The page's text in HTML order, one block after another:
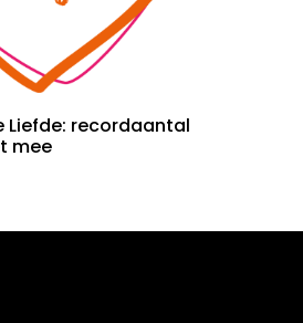
Liefde: recordaantal
mee